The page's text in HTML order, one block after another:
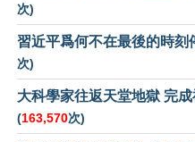
次)
習近平爲何不在最後的時刻
次)
大科學家往返天堂地獄 完
(163,570次)